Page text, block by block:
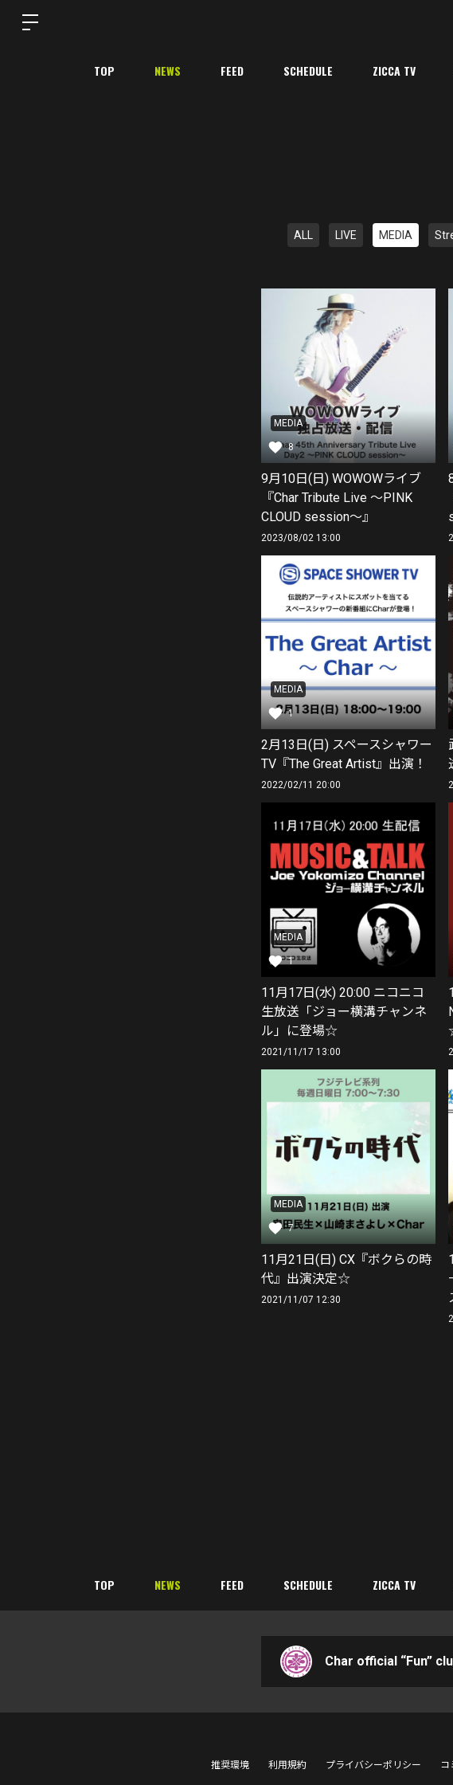
TOP NEWS FEED SCHEDULE ZICCA TV
ALL LIVE MEDIA
MEDIA
8
9月10日(日) WOWOWライブ
『Char Tribute Live 〜PINK
CLOUD session〜』
2023/08/02 13:00
MEDIA
1
2月13日(日) スペースシャワー
TV『The Great Artist』出演！
2022/02/11 20:00
MEDIA
1
11月17日(水) 20:00 ニコニコ
生放送「ジョー横溝チャンネ
ル」に登場☆
2021/11/17 13:00
MEDIA
7
11月21日(日) CX『ボクらの時
代』出演決定☆
2021/11/07 12:30
TOP NEWS FEED SCHEDULE ZICCA TV
Char official “Fun”
推奨環境 利用規約 プライバシーポリシー コ